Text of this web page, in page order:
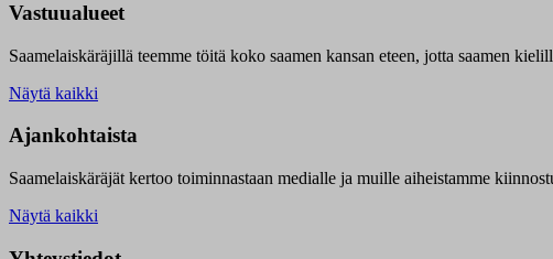
Vastuualueet
Saamelaiskäräjillä teemme töitä koko saamen kansan eteen, jotta saamen
Näytä kaikki
Ajankohtaista
Saamelaiskäräjät kertoo toiminnastaan medialle ja muille aiheistamme
Näytä kaikki